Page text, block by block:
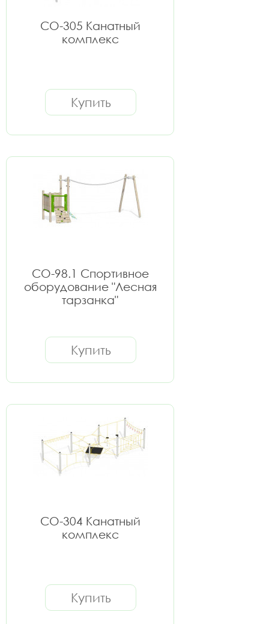
СО-305 Канатный
комплекс
Купить
СО-98.1 Спортивное
оборудование "Лесная
тарзанка"
Купить
СО-304 Канатный
комплекс
Купить